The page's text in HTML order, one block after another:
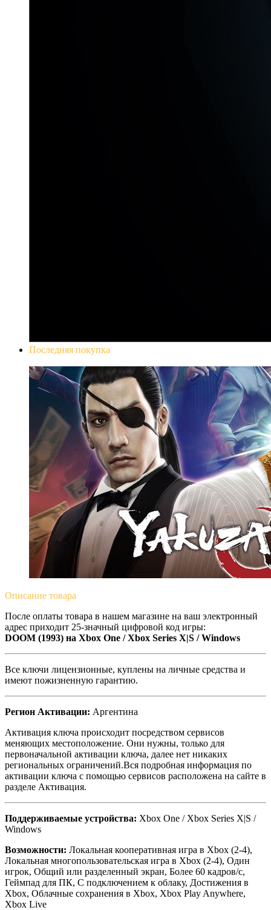
Последняя покупка
Описание товара
После оплаты товара в нашем магазине на ваш электронный
адрес приходит 25-значный цифровой код игры:
DOOM (1993) на Xbox One / Xbox Series X|S / Windows
Все ключи лицензионные, куплены на личные средства и
имеют пожизненную гарантию.
Регион Активации: Аргентина
Активация ключа происходит посредством сервисов
меняющих местоположение. Они нужны, только для
первоначальной активации ключа, далее нет никаких
региональных ограничений.Вся подробная информация по
активации ключа с помощью сервисов расположена на сайте в
разделе Активация.
Поддерживаемые устройства: Xbox One / Xbox Series X|S /
Windows
Возможности: Локальная кооперативная игра в Xbox (2-4),
Локальная многопользовательская игра в Xbox (2-4), Один
игрок, Общий или разделенный экран, Более 60 кадров/с,
Геймпад для ПК, С подключением к облаку, Достижения в
Xbox, Облачные сохранения в Xbox, Xbox Play Anywhere,
Xbox Live